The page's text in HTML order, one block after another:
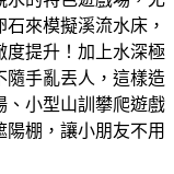
來模擬溪流水床，
度提升！加上水深極
隨手亂丟人，這樣造
、小型山訓攀爬遊戲
棚，讓小朋友不用